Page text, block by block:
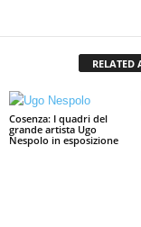
RELATED
Cosenza: I quadri del
grande artista Ugo
Nespolo in esposizione